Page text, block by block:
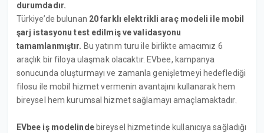
durumdadır.
Türkiye’de bulunan 20 farklı elektrikli araç modeli ile mobil
şarj istasyonu test edilmiş ve validasyonu
tamamlanmıştır. Bu yatırım turu ile birlikte amacımız 6
araçlık bir filoya ulaşmak olacaktır. EVbee, kampanya
sonucunda oluşturmayı ve zamanla genişletmeyi hedeflediği
filosu ile mobil hizmet vermenin avantajını kullanarak hem
bireysel hem kurumsal hizmet sağlamayı amaçlamaktadır.
EVbee iş modelindebireysel hizmetinde kullanıcıya sağladığı